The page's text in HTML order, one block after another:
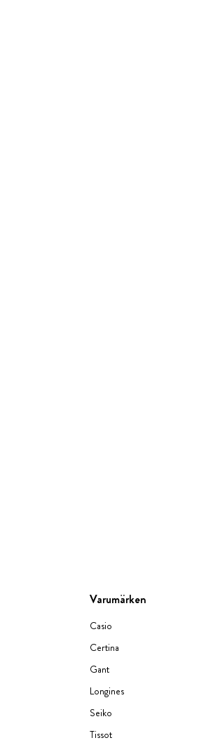
Varumärken
Casio
Certina
Gant
Longines
Seiko
Tissot